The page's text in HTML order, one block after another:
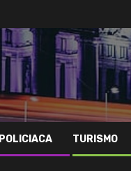
POLICIACA TURISMO